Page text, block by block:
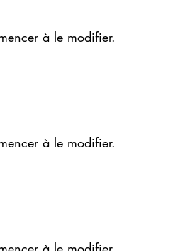
à le modifier.
à le modifier.